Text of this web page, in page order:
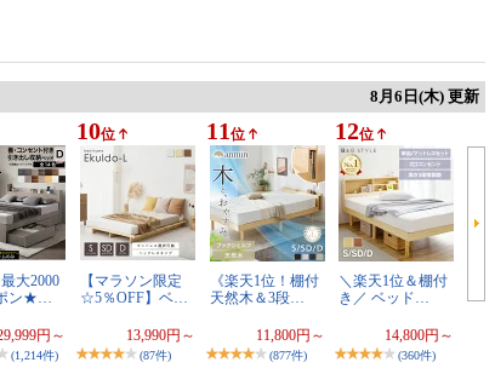
8月6日(木) 更新
最大2000
ン★…
円～
(1,214件)
10位
【マラソン限定
☆5％OFF】ベ…
13,990円～
(87件)
11 位
《楽天1位！棚付
天然木＆3段…
11,800円～
(877件)
12位
＼楽天1位＆棚付
き／ ベッド…
14,800円～
(360件)